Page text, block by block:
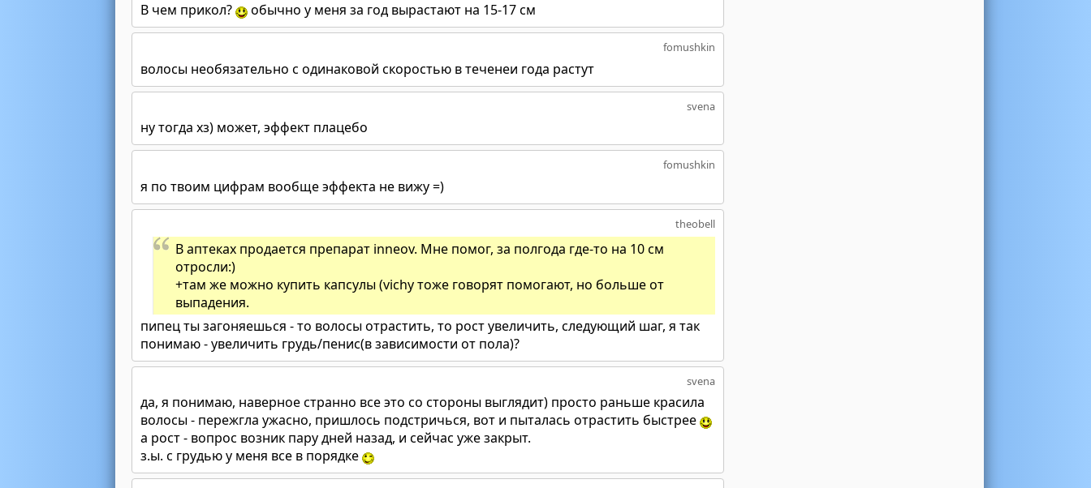
В чем прикол? обычно у меня за год вырастают на 15-17 см
fomushkin
волосы необязательно с одинаковой скоростью в теченеи года растут
svena
ну тогда хз) может, эффект плацебо
fomushkin
я по твоим цифрам вообще эффекта не вижу =)
theobell
В аптеках продается препарат inneov. Мне помог, за полгода где-то на 10 см
отросли:)
+там же можно купить капсулы (vichy тоже говорят помогают, но больше от
выпадения.
пипец ты загоняешься - то волосы отрастить, то рост увеличить, следующий шаг, я так
понимаю - увеличить грудь/пенис(в зависимости от пола)?
svena
да, я понимаю, наверное странно все это со стороны выглядит) просто раньше красила
волосы - пережгла ужасно, пришлось подстричься, вот и пыталась отрастить быстрее
а рост - вопрос возник пару дней назад, и сейчас уже закрыт.
з.ы. с грудью у меня все в порядке